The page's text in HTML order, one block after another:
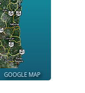
GOOGLE MAP